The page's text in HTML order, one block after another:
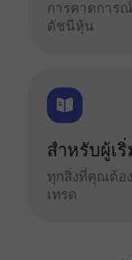
การคาดการ
ดัชนีหุ้น
สำหรับผู้เ
ทุกสิ่งที่คุณต้อง
เทรด